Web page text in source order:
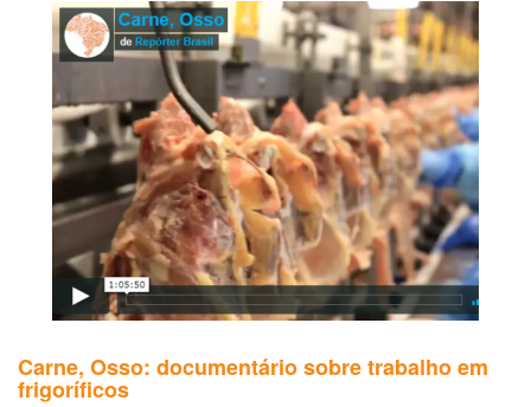
ao
trabalho:
manual
de
procedimentos
para
os
serviços
de
saúde
(LDRT
1999)
Carne, Osso: documentário sobre trabalho em
frigoríficos